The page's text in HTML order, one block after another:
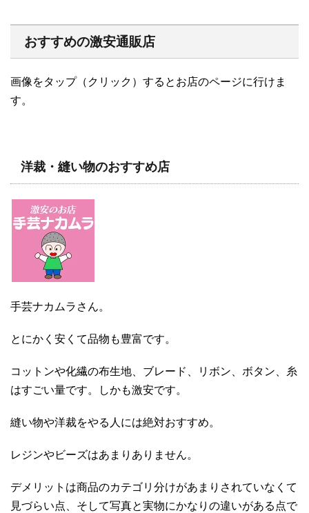
おすすめの激安通販店
画像をタップ（クリック）するとお店のページに行けま
す。
洋裁・縫い物のおすすめ店
手芸ナカムラさん。
とにかく安くて品物も豊富です。
コットンや化繊の布生地、ブレード、リボン、ボタン、糸
はすごい量です。しかも激安です。
縫い物や洋裁をやる人には絶対おすすめ。
レジンやビーズはあまりありません。
デメリットは商品のカテゴリ分けがあまりされていなくて
見づらい点、そして写真と実物にかなりの違いがある点で